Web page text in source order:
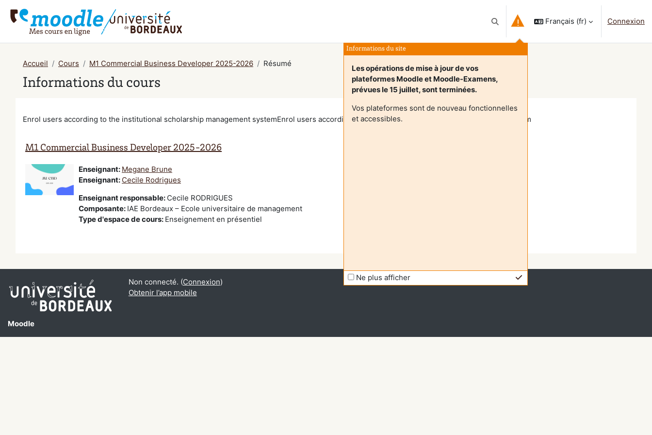
Activer/désactiver la saisie de recherche
Informations du site
Les opérations de mise à jour de vos
plateformes Moodle et Moodle-Examens,
prévues le 15 juillet, sont terminées.
Vos plateformes sont de nouveau fonctionnelles
et accessibles.
Ne plus afficher
Français ‎(fr)‎ Connexion
Accueil Cours M1 Commercial Business Developer 2025-2026 Résumé
Informations du cours
Enrol users according to the institutional scholarship management systemEnrol users according to the institutional scholarship management system
M1 Commercial Business Developer 2025-2026
Enseignant: Megane Brune
Enseignant: Cecile Rodrigues
Enseignant responsable: Cecile RODRIGUES
Composante: IAE Bordeaux – Ecole universitaire de management
Type d'espace de cours: Enseignement en présentiel
Moodle
Non connecté. (Connexion)
Obtenir l’app mobile